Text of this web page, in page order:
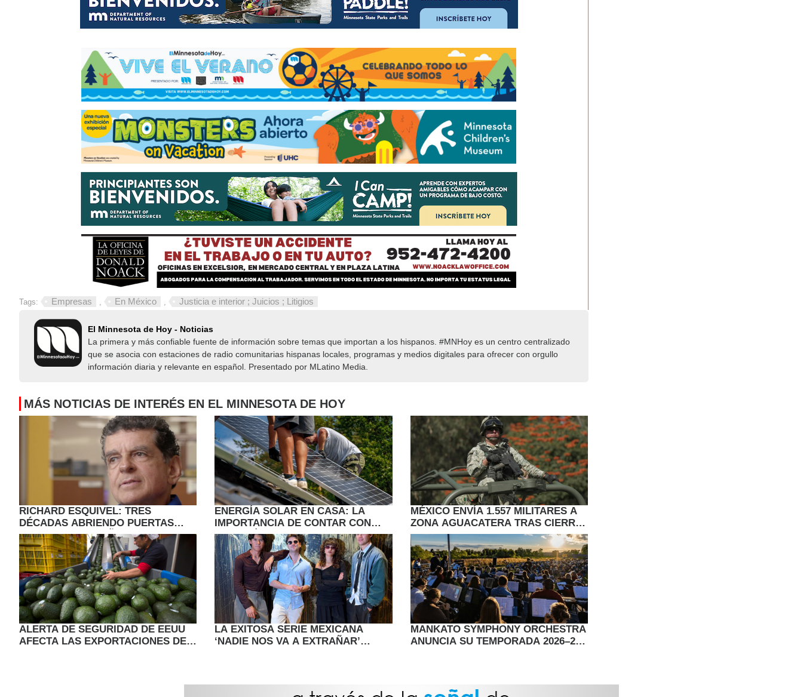
Tags: Empresas , En México , Justicia e interior ; Juicios ; Litigios
El Minnesota de Hoy - Noticias
La primera y más confiable fuente de información sobre temas que importan a los hispanos. #MNHoy es un centro centralizado
que se asocia con estaciones de radio comunitarias hispanas locales, programas y medios digitales para ofrecer con orgullo
información diaria y relevante en español. Presentado por MLatino Media.
MÁS NOTICIAS DE INTERÉS EN EL MINNESOTA DE HOY
RICHARD ESQUIVEL: TRES
DÉCADAS ABRIENDO PUERTAS
PARA LOS PEQUEÑOS NEGOCIOS
ENERGÍA SOLAR EN CASA: LA
IMPORTANCIA DE CONTAR CON
UNA GUÍA IMPARCIAL
MÉXICO ENVÍA 1.557 MILITARES A
ZONA AGUACATERA TRAS CIERRE
DE EXPORTACIONES A EE.UU.
ALERTA DE SEGURIDAD DE EEUU
AFECTA LAS EXPORTACIONES DE
LA EXITOSA SERIE MEXICANA
‘NADIE NOS VA A EXTRAÑAR’
MANKATO SYMPHONY ORCHESTRA
ANUNCIA SU TEMPORADA 2026–27: